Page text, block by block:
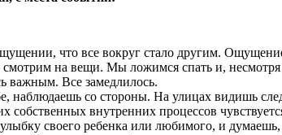
что все вокруг стало другим.
на вещи. Мы ложимся спать и,
важным. Все замедлилось.
наблюдаешь со стороны. На улицах видишь
собственных внутренних процессов
своего ребенка или любимого, и